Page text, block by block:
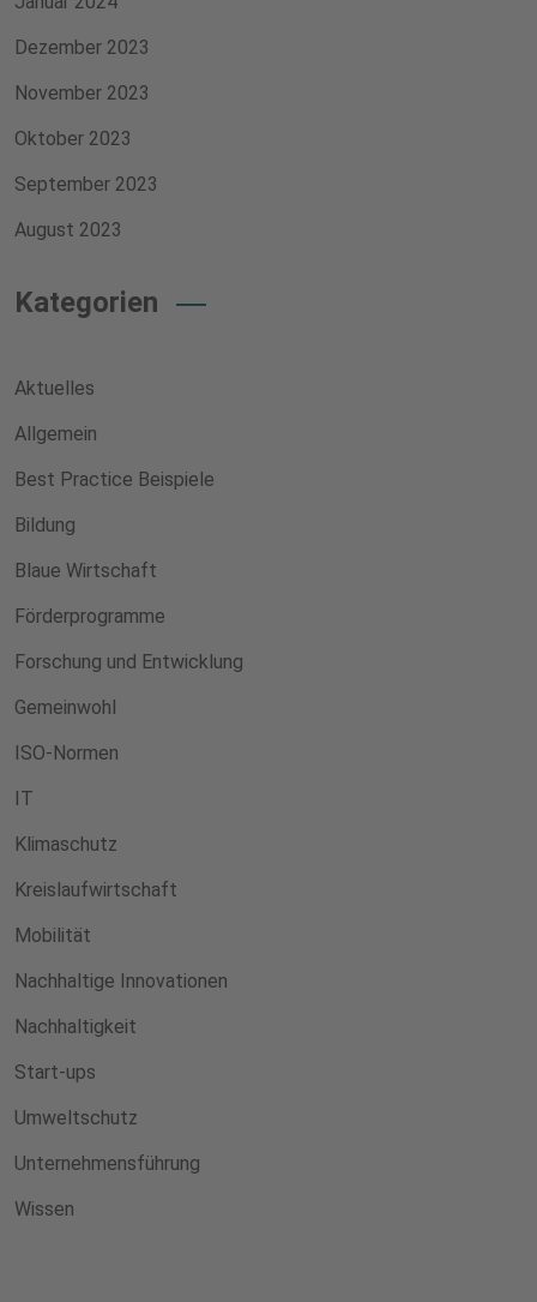
Dezember 2023
November 2023
Oktober 2023
September 2023
August 2023
Kategorien
Aktuelles
Allgemein
Best Practice Beispiele
Bildung
Blaue Wirtschaft
Förderprogramme
Forschung und Entwicklung
Gemeinwohl
ISO-Normen
IT
Klimaschutz
Kreislaufwirtschaft
Mobilität
Nachhaltige Innovationen
Nachhaltigkeit
Start-ups
Umweltschutz
Unternehmensführung
Wissen